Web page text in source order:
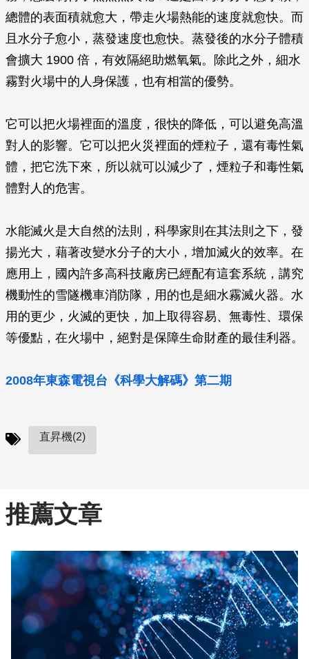
總體的表面積就愈大，帶走火場熱能的速度就愈快。而
且水分子愈小，蒸發速度也愈快。蒸發後的水分子體積
會擴大 1900 倍，有效隔絕助燃氧氣。除此之外，細水
霧對火場中的人身保護，也有相當的優勢。
它可以把火場裡面的溫度，很快的降低，可以避免高溫
對人的影響。它可以把火災裡面的煙粒子，還有毒性氣
體，把它洗下來，所以就可以減少了，煙粒子和毒性氣
體對人的危害。
水能滅火是大自然的法則，科學家則在其法則之下，發
揚光大，藉著改變水分子的大小，增加滅火的效率。在
應用上，國內許多高科技廠房已經配有這套系統，講究
機動性的雪隧機車消防隊，用的也是細水霧滅火器。水
用的更少，火滅的更快，加上取得容易、無毒性、環保
等優點，在火場中，絕對是保障生命財產的最佳利器。
2008年東森電視台《科學大解碼》第二期
直昇機(2)
推薦文章